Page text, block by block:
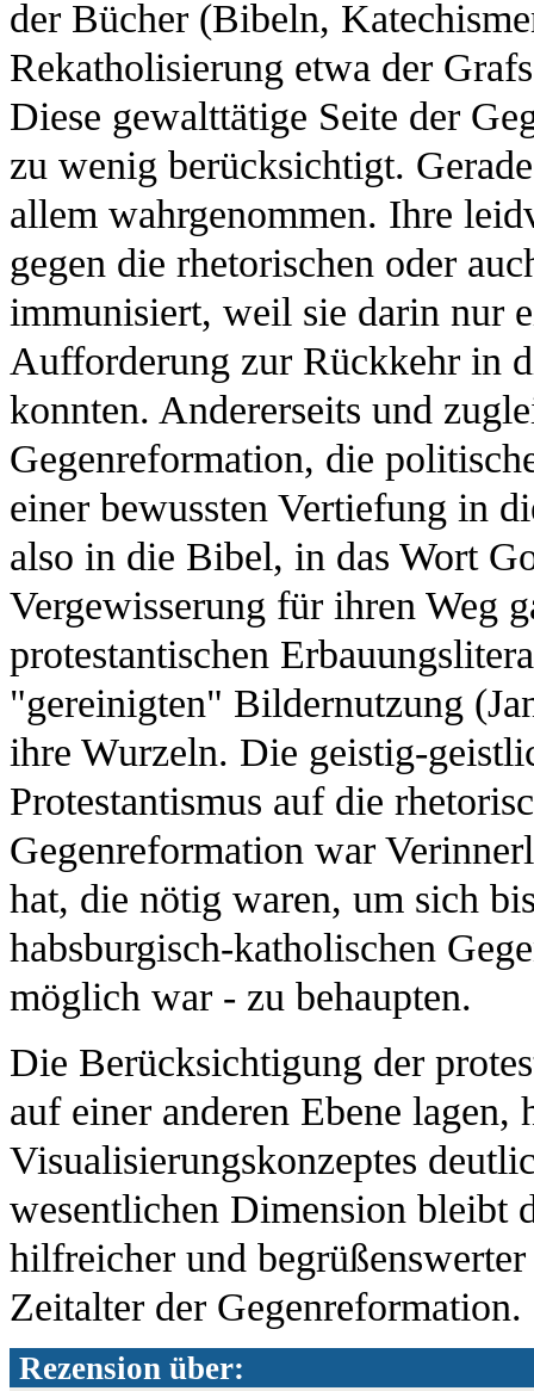
der Bücher (Bibeln,
Rekatholisierung etwa der
Diese gewalttätige Seite der
zu wenig berücksichtigt.
allem wahrgenommen. Ihre
gegen die rhetorischen oder
immunisiert, weil sie darin nur
Aufforderung zur Rückkehr in
konnten. Andererseits und
Gegenreformation, die
einer bewussten Vertiefung in
also in die Bibel, in das Wort
Vergewisserung für ihren Weg
protestantischen
"gereinigten" Bildernutzung
ihre Wurzeln. Die geistig-
Protestantismus auf die
Gegenreformation war
hat, die nötig waren, um sich
habsburgisch-katholischen
möglich war - zu behaupten.
Die Berücksichtigung der
auf einer anderen Ebene lagen,
Visualisierungskonzeptes
wesentlichen Dimension bleibt
hilfreicher und
Zeitalter der Gegenreformation.
Rezension über: